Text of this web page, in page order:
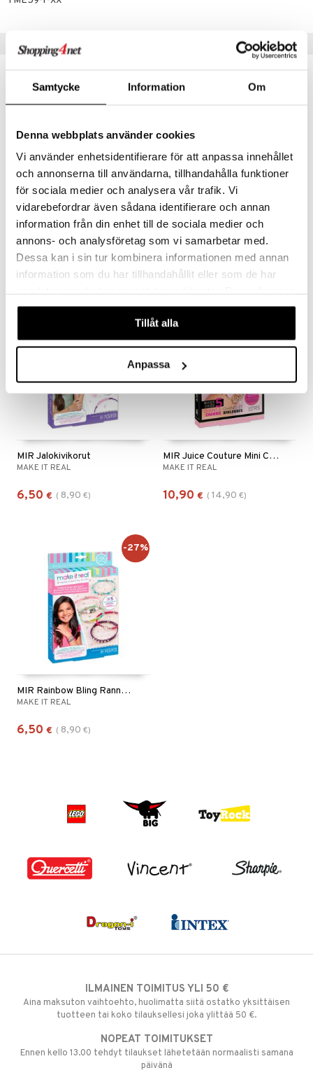
Samtycke Information Om
Denna webbplats använder cookies
Vi använder enhetsidentifierare för att anpassa innehållet
och annonserna till användarna, tillhandahålla funktioner
för sociala medier och analysera vår trafik. Vi
vidarebefordrar även sådana identifierare och annan
information från din enhet till de sociala medier och
annons- och analysföretag som vi samarbetar med.
Dessa kan i sin tur kombinera informationen med annan
information som du har tillhandahållit eller som de har
våra cookies vid fortsatt användande av vår webbplats.
Tillåt alla
Anpassa
MIR Beads 2-Go DIY Korusetti
15,90 € ( 21,90 €) 6,50 € (8,90 € )
MIR Jalokivikorut
MAKE IT REAL
6,50 € ( 8,90 €)
MIR Juice Couture Mini Chains & Charms
MAKE IT REAL
10,90 € ( 14,90 €)
MIR Rainbow Bling Rannekorut
MAKE IT REAL
6,50 € ( 8,90 €)
-27%
Mario
ILMAINEN TOIMITUS YLI 50 €
Aina maksuton vaihtoehto, huolimatta siitä ostatko yksittäisen
tuotteen tai koko tilauksellesi joka ylittää 50 €.
NOPEAT TOIMITUKSET
Ennen kello 13.00 tehdyt tilaukset lähetetään normaalisti samana
päivänä